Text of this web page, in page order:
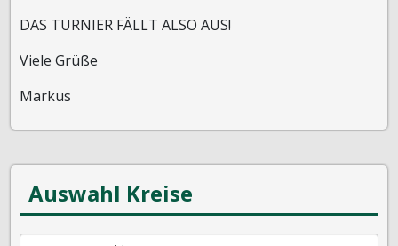
DAS TURNIER FÄLLT ALSO AUS!
Viele Grüße
Markus
Auswahl Kreise